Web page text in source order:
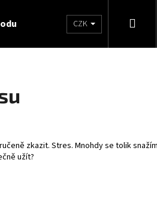
CZK
zkazit. Stres. Mnohdy se tolik
užít?